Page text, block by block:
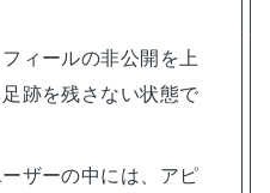
ィールの非公開を上
跡を残さない状態で
ザーの中には、アピ